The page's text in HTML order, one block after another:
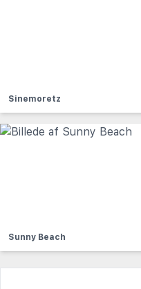
Sinemoretz
Sunny Beach